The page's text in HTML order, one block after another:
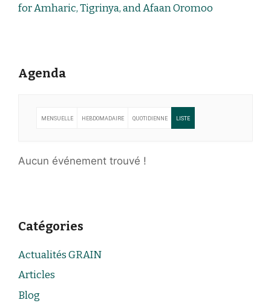
for Amharic, Tigrinya, and Afaan Oromoo
Agenda
MENSUELLE HEBDOMADAIRE QUOTIDIENNE LISTE
Aucun événement trouvé !
Catégories
Actualités GRAIN
Articles
Blog